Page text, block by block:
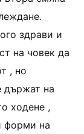
здрави и
на човек да
, но
държат на
ходене ,
форми на